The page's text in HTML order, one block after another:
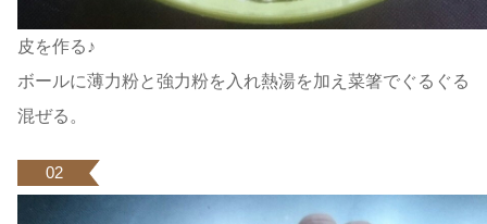
皮を作る♪
ボールに薄力粉と強力粉を入れ熱湯を加え菜箸でぐるぐる
混ぜる。
02